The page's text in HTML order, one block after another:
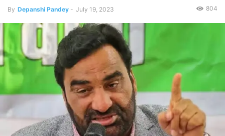
By Depanshi Pandey - July 19, 2023 804